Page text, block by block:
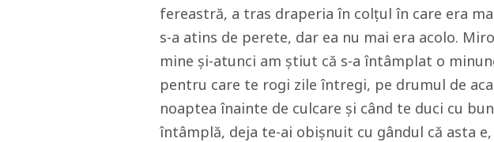
fereastră, a tras draperia în colțul în care era
s-a atins de perete, dar ea nu mai era acolo.
mine și-atunci am știut că s-a întâmplat o
pentru care te rogi zile întregi, pe drumul de
noaptea înainte de culcare și când te duci cu
întâmplă, deja te-ai obișnuit cu gândul că asta